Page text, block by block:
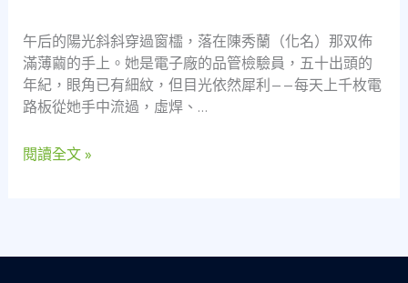
的
社
會
安
網？
午后的陽光斜斜穿過窗櫺，落在陳秀蘭（化名）那双佈
滿薄繭的手上。她是電子廠的品管檢驗員，五十出頭的
年紀，眼角已有細紋，但目光依然犀利——每天上千枚電
路板從她手中流過，虛焊、…
位
品
管
檢
員
閱讀全文 »